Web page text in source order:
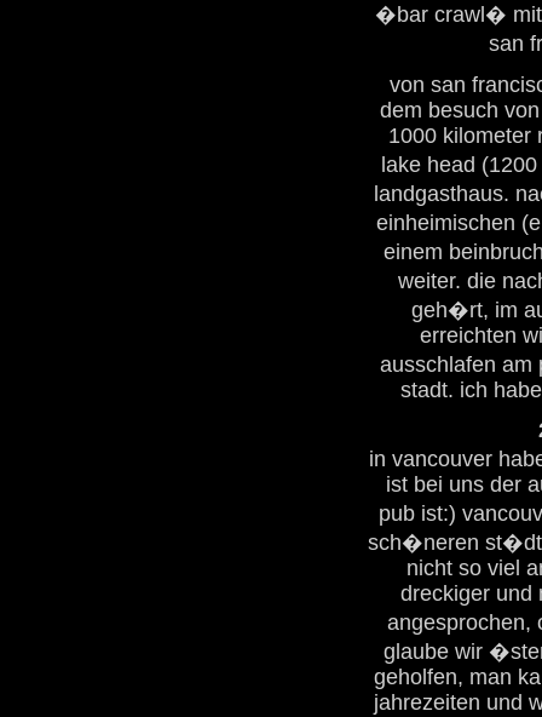
�bar crawl� mit
san
von san
dem besuch
1000 kilometer
lake head
landgasthaus.
einheimischen
einem
weiter. die
geh�rt, im
erreichten
ausschlafen
stadt. ich
in vancouver
ist bei uns der
pub ist:)
sch�neren
nicht so viel
dreckiger und
glaube wir
geholfen, man
jahrezeiten und